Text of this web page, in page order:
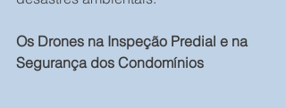
Os Drones na Inspeção Predial e na
Segurança dos Condomínios